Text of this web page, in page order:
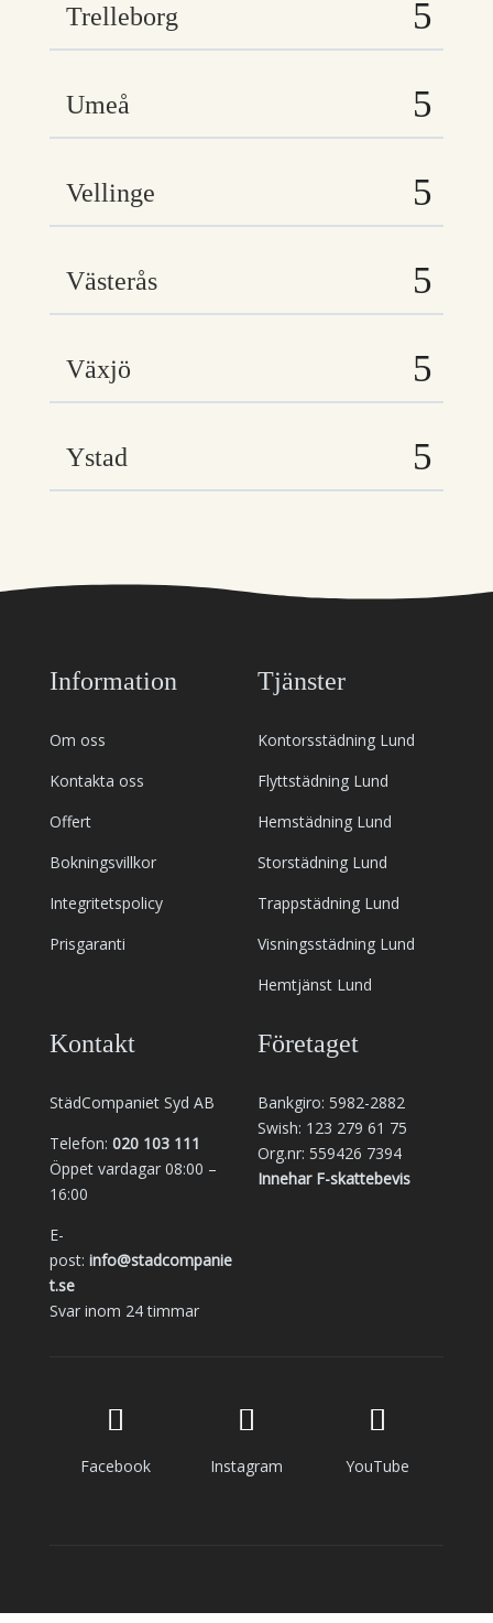
Trelleborg
Umeå
Vellinge
Västerås
Växjö
Ystad
Information
Om oss
Kontakta oss
Offert
Bokningsvillkor
Integritetspolicy
Prisgaranti
Tjänster
Kontorsstädning Lund
Flyttstädning Lund
Hemstädning Lund
Storstädning Lund
Trappstädning Lund
Visningsstädning Lund
Hemtjänst Lund
Kontakt
StädCompaniet Syd AB
Telefon: 020 103 111
Öppet vardagar 08:00 –
16:00
E-
post: info@stadcompanie
t.se
Svar inom 24 timmar
Företaget
Bankgiro: 5982-2882
Swish: 123 279 61 75
Org.nr: 559426 7394
Innehar F-skattebevis
Facebook Instagram YouTube